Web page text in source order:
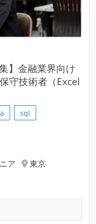
】金融業界向け
守技術者（Excel
sql
ア
東京